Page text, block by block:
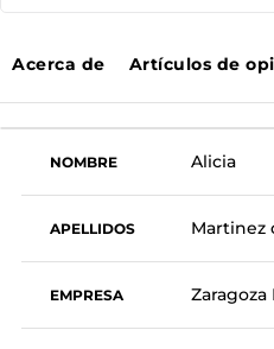
Acerca de Artículos de
NOMBRE Alicia
APELLIDOS Martinez
EMPRESA Zaragoza